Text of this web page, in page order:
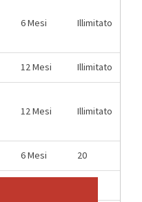
6 Mesi Illimitato
12 Mesi Illimitato
12 Mesi Illimitato
6 Mesi 20